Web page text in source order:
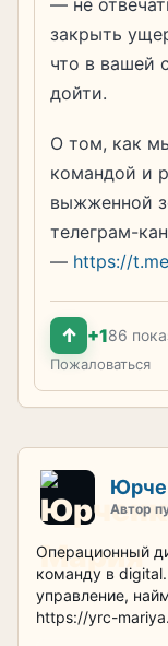
— не
закрыть
что в вашей
дойти.
О том, как
командой и
выжженной
телеграм-
— https://
↑ +186
Пожаловаться
Автор
Операционный
команду в
управление,
https://yrc-